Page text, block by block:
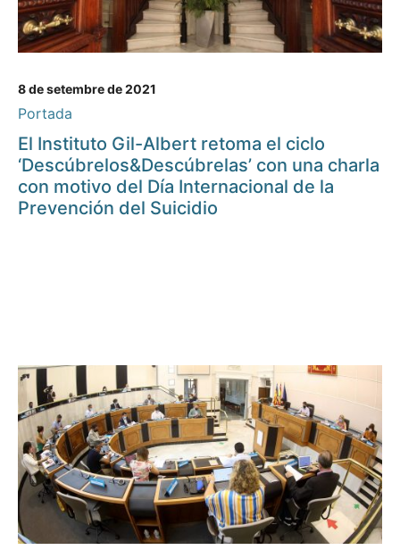
8 de setembre de 2021
Portada
El Instituto Gil-Albert retoma el ciclo
‘Descúbrelos&Descúbrelas’ con una charla
con motivo del Día Internacional de la
Prevención del Suicidio